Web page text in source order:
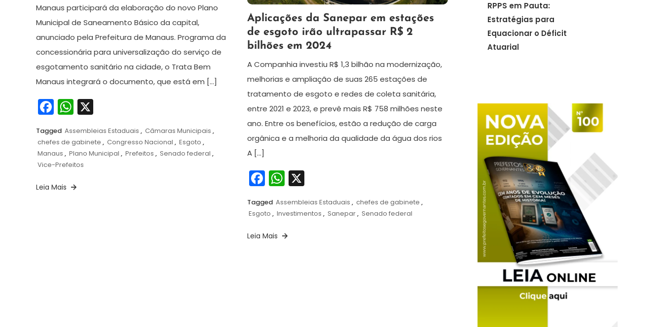
Manaus participará da elaboração do novo Plano
Municipal de Saneamento Básico da capital,
anunciado pela Prefeitura de Manaus. Programa da
concessionária para universalização do serviço de
esgotamento sanitário na cidade, o Trata Bem
Manaus integrará o documento, que está em […]
Facebook
WhatsApp
X
Tagged Assembleias Estaduais , Câmaras Municipais ,
chefes de gabinete , Congresso Nacional , Esgoto ,
Manaus , Plano Municipal , Prefeitos , Senado federal ,
Vice-Prefeitos
Leia Mais
de
junho
de
Redação
Aplicações da Sanepar em estações
de esgoto irão ultrapassar R$ 2
bilhões em 2024
A Companhia investiu R$ 1,3 bilhão na modernização,
melhorias e ampliação de suas 265 estações de
tratamento de esgoto e redes de coleta sanitária,
entre 2021 e 2023, e prevê mais R$ 758 milhões neste
ano. Entre os benefícios, estão a redução de carga
orgânica e a melhoria da qualidade da água dos rios
A […]
Facebook
WhatsApp
Tagged Assembleias Estaduais , chefes de gabinete ,
Esgoto , Investimentos , Sanepar, Senado federal
Leia Mais
RPPS em Pauta:
Estratégias para
Equacionar o Déficit
Atuarial